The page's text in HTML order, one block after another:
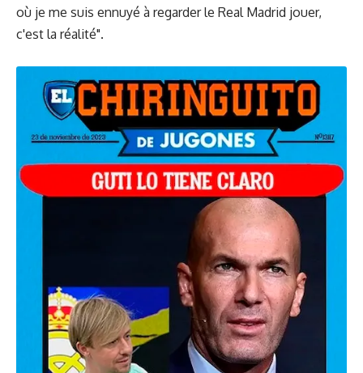
où je me suis ennuyé à regarder le Real Madrid jouer,
c'est la réalité".